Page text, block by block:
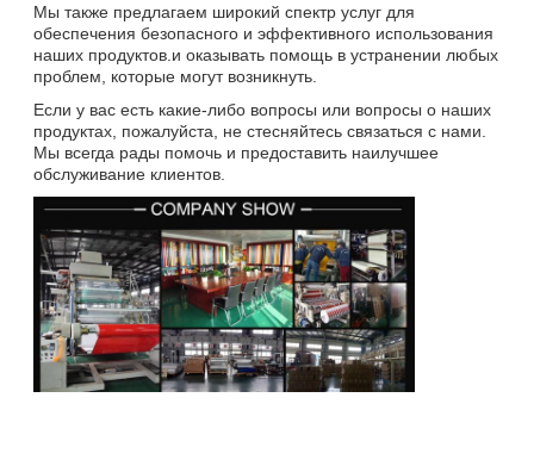
Мы также предлагаем широкий спектр услуг для
обеспечения безопасного и эффективного использования
наших продуктов.и оказывать помощь в устранении любых
проблем, которые могут возникнуть.
Если у вас есть какие-либо вопросы или вопросы о наших
продуктах, пожалуйста, не стесняйтесь связаться с нами.
Мы всегда рады помочь и предоставить наилучшее
обслуживание клиентов.